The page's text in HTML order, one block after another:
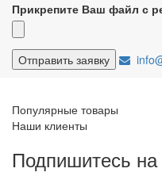
Прикрепите Ваш файл с
Популярные товары
Наши клиенты
Подпишитесь